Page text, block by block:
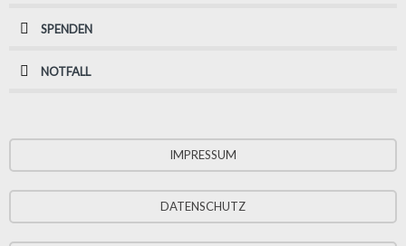
SPENDEN
NOTFALL
IMPRESSUM
DATENSCHUTZ